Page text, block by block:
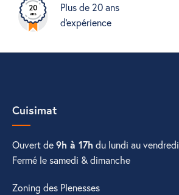
Plus de 20 ans
d'expérience
Cuisimat
Ouvert de9h à 17h du lundi au vendredi
Fermé le samedi & dimanche
Zoning des Plenesses